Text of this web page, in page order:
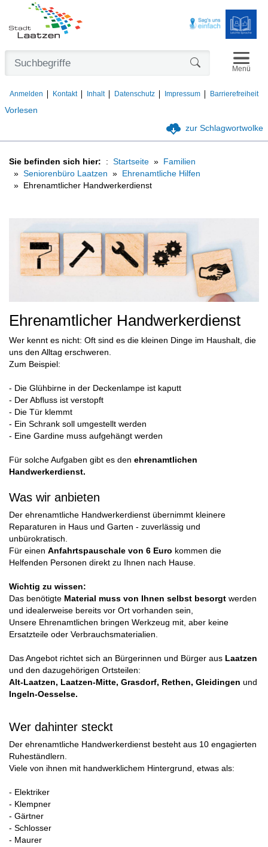
Vorlesen
Anmelden Kontakt Inhalt Datenschutz Impressum Barrierefreiheit
Menü
zur Schlagwortwolke
Sie befinden sich hier: Startseite
Familien
Seniorenbüro Laatzen
Ehrenamtliche Hilfen
Ehrenamtlicher Handwerkerdienst
Ehrenamtlicher Handwerkerdienst
Wer kennt es nicht: Oft sind es die kleinen Dinge im Haushalt, die
uns den Alltag erschweren.
Zum Beispiel:
- Die Glühbirne in der Deckenlampe ist kaputt
- Der Abfluss ist verstopft
- Die Tür klemmt
- Ein Schrank soll umgestellt werden
- Eine Gardine muss aufgehängt werden
Für solche Aufgaben gibt es den ehrenamtlichen
Handwerkerdienst.
Was wir anbieten
Der ehrenamtliche Handwerkerdienst übernimmt kleinere
Reparaturen in Haus und Garten - zuverlässig und
unbürokratisch.
Für einen Anfahrtspauschale von 6 Euro kommen die
Helfenden Personen direkt zu Ihnen nach Hause.
Wichtig zu wissen:
Das benötigte Material muss von Ihnen selbst besorgt werden
und idealerweise bereits vor Ort vorhanden sein,
Unsere Ehrenamtlichen bringen Werkzeug mit, aber keine
Ersatzteile oder Verbrauchsmaterialien.
Das Angebot richtet sich an Bürgerinnen und Bürger aus Laatzen
und den dazugehörigen Ortsteilen:
Alt-Laatzen, Laatzen-Mitte, Grasdorf, Rethen, Gleidingen und
Ingeln-Oesselse.
Wer dahinter steckt
Der ehrenamtliche Handwerkerdienst besteht aus 10 engagierten
Ruheständlern.
Viele von ihnen mit handwerklichem Hintergrund, etwas als:
- Elektriker
- Klempner
- Gärtner
- Schlosser
- Maurer